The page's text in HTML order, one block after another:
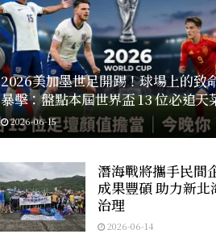
2026美加墨世足開踢！球場上的致
暴擊：盤點本屆世界盃 13 位必追天
2026-06-15
潛海戰將攜手民間
成果豐碩 助力新北
治理
2026-06-14